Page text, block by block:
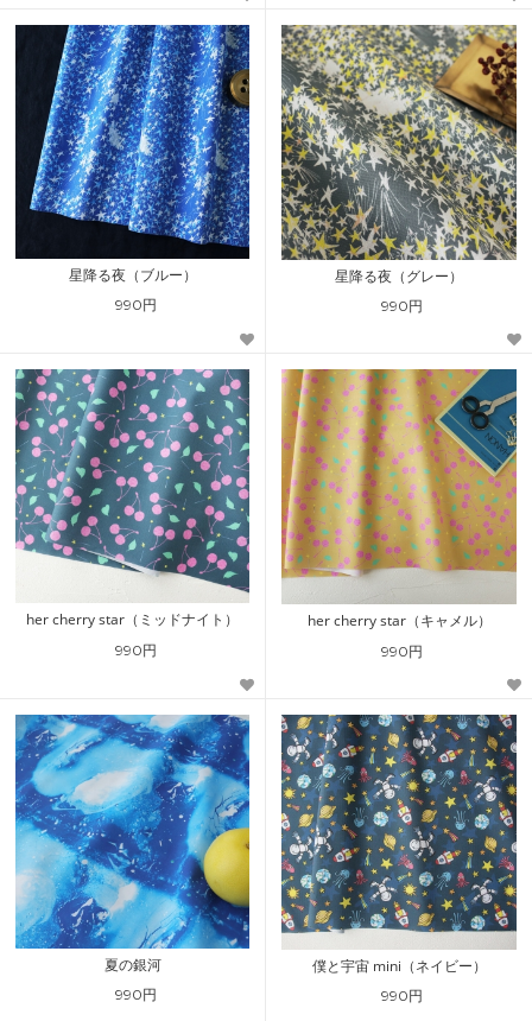
星降る夜（ブルー）
990円
星降る夜（グレー）
990円
her cherry star（ミッドナイト）
990円
her cherry star（キャメル）
990円
夏の銀河
990円
僕と宇宙 mini（ネイビー）
990円